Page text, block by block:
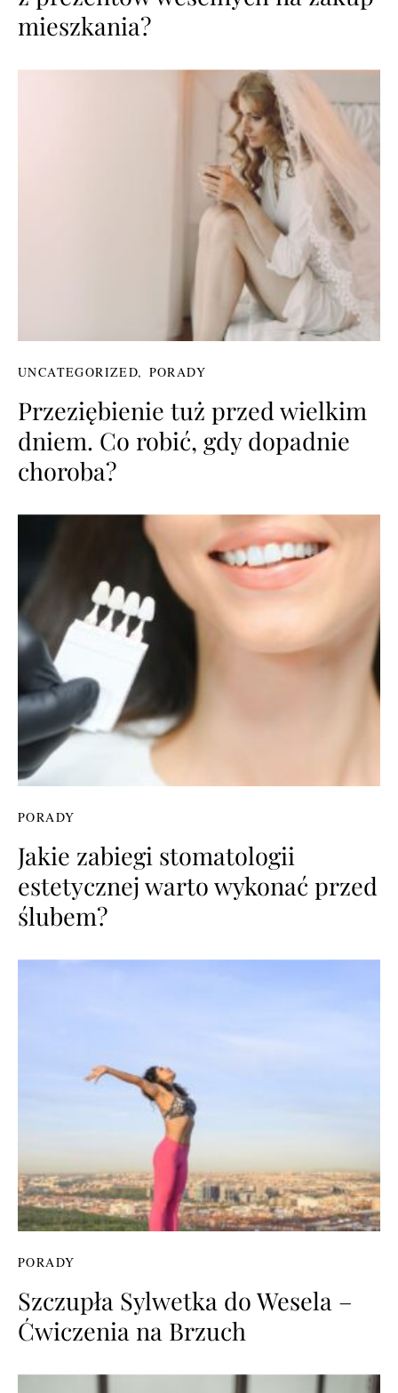
mieszkania?
UNCATEGORIZED PORADY
Przeziębienie tuż przed wielkim
dniem. Co robić, gdy dopadnie
choroba?
PORADY
Jakie zabiegi stomatologii
estetycznej warto wykonać przed
ślubem?
PORADY
Szczupła Sylwetka do Wesela –
Ćwiczenia na Brzuch